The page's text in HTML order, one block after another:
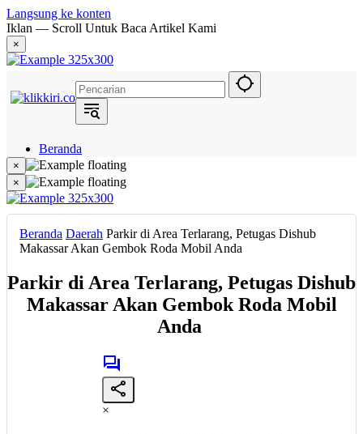
Langsung ke konten
Iklan — Scroll Untuk Baca Artikel Kami
×
Beranda
Hukum
Berita
Politik
Narasi
Metropolis
Eksekutif
×
×
Beranda Daerah Parkir di Area Terlarang, Petugas Dishub
Makassar Akan Gembok Roda Mobil Anda
Parkir di Area Terlarang, Petugas Dishub
Makassar Akan Gembok Roda Mobil
Anda
×